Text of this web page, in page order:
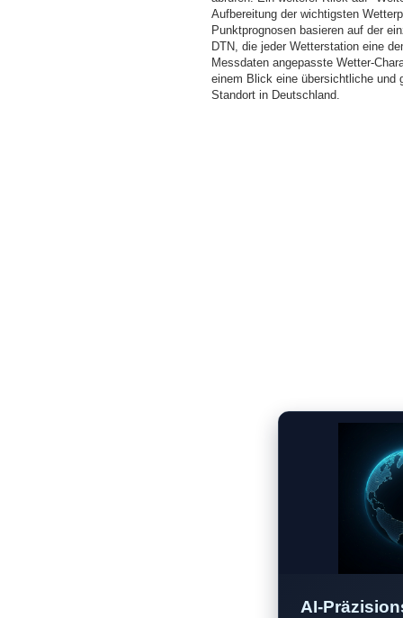
Aufbereitung der wichtigsten
Punktprognosen basieren auf der
DTN, die jeder Wetterstation eine
Messdaten angepasste Wetter-
einem Blick eine übersichtliche und
Standort in Deutschland.
AI-